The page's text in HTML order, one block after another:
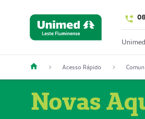
Acesso Rápido
Novas